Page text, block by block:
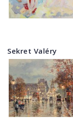
Sekret Valéry